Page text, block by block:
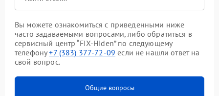
Вы можете ознакомиться с приведенными ниже
часто задаваемыми вопросами, либо обратиться в
сервисный центр “FIX-Hiden” по следующему
телефону+7 (383) 377-72-09 если не нашли ответ на
свой вопрос.
Общие вопросы